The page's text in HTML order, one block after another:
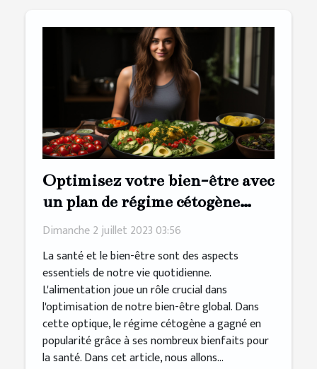
Optimisez votre bien-être avec
un plan de régime cétogène
personnalisé
Dimanche 2 juillet 2023 03:56
La santé et le bien-être sont des aspects
essentiels de notre vie quotidienne.
L'alimentation joue un rôle crucial dans
l'optimisation de notre bien-être global. Dans
cette optique, le régime cétogène a gagné en
popularité grâce à ses nombreux bienfaits pour
la santé. Dans cet article, nous allons...